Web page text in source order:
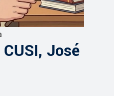
José